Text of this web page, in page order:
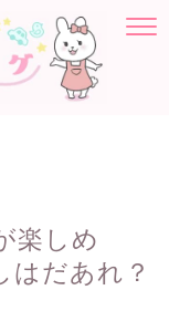
楽しめ
はだあれ？